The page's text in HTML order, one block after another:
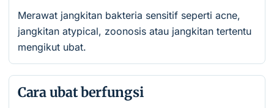
Merawat jangkitan bakteria sensitif seperti acne,
jangkitan atypical, zoonosis atau jangkitan tertentu
mengikut ubat.
Cara ubat berfungsi